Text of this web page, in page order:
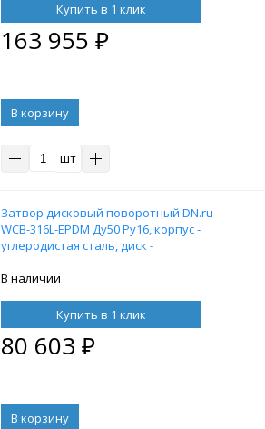
Купить в 1 клик
163 955 ₽
В корзину
шт
Затвор дисковый поворотный DN.ru
WCB-316L-EPDM Ду50 Ру16, корпус -
углеродистая сталь, диск -
EPDM, с электроприводом DN.ru-005
В наличии
Купить в 1 клик
80 603 ₽
В корзину